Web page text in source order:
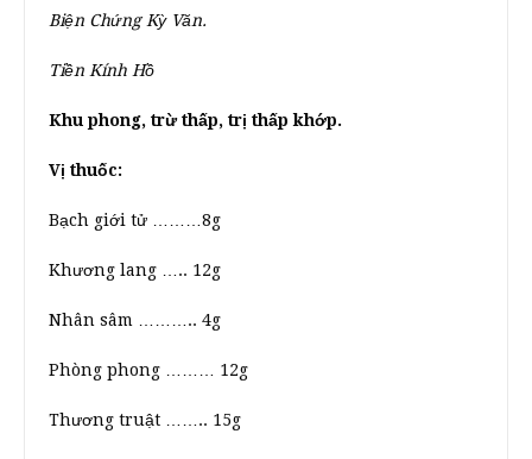
Biện Chứng Kỳ Văn.
Tiền Kính Hồ
Khu phong, trừ thấp, trị thấp khớp.
Vị thuốc:
Bạch giới tử ………8g
Khương lang ….. 12g
Nhân sâm ……….. 4g
Phòng phong ……… 12g
Thương truật …….. 15g